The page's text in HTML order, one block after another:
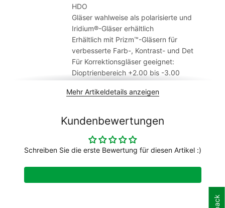
HDO
Gläser wahlweise als polarisierte und
Iridium®-Gläser erhältlich
Erhältlich mit Prizm™-Gläsern für
verbesserte Farb-, Kontrast- und Det
Für Korrektionsgläser geeignet:
Dioptrienbereich +2.00 bis -3.00
Oakley
Mehr Artikeldetails anzeigen
Kundenbewertungen
Schreiben Sie die erste Bewertung für diesen Artikel :)